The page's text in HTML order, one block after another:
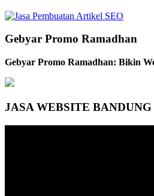
Gebyar Promo Ramadhan
Gebyar Promo Ramadhan: Bikin
JASA WEBSITE BANDUNG